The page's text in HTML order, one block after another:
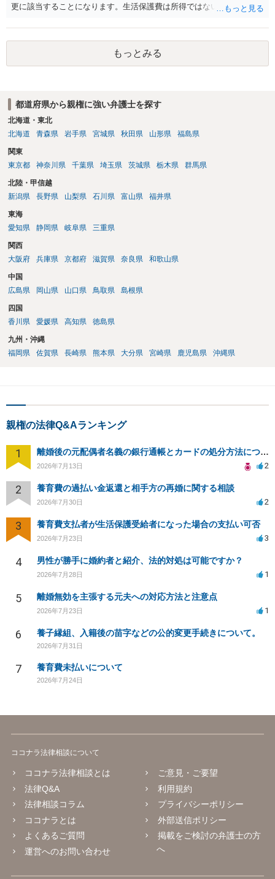
更に該当することになります。生活保護費は所得ではないので、「保
支払った場合に返還請求権が認められたり役所から何らかのペナルテ
ィが課されたりするわけではなく、「残りのお金で自己責任で生活せ
よ」ということになるので、生活保護を受給することになった時はす
みやかに合意のための話し合いあるいは調停申立てをすべきでしょ
もっとみる
都道府県から親権に強い弁護士を探す
北海道・東北
北海道
青森県 岩手県 宮城県 秋田県 山形県 福島県
関東
東京都
神奈川県 千葉県 埼玉県 茨城県 栃木県 群馬県
北陸・甲信越
新潟県
長野県 山梨県 石川県 富山県 福井県
東海
愛知県
静岡県 岐阜県 三重県
関西
大阪府
兵庫県 京都府 滋賀県 奈良県 和歌山県
中国
広島県
岡山県 山口県 鳥取県 島根県
四国
香川県
愛媛県 高知県 徳島県
九州・沖縄
福岡県
佐賀県 長崎県 熊本県 大分県 宮崎県 鹿児島県 沖縄県
親権の法律Q&Aランキング
1 離婚後の元配偶者名義の銀行通帳とカードの処分方法について
2026年7月13日 2
2 養育費の過払い金返還と相手方の再婚に関する相談
2026年7月30日 2
3 養育費支払者が生活保護受給者になった場合の支払い可否
2026年7月23日 3
4 男性が勝手に婚約者と紹介、法的対処は可能ですか？
2026年7月28日 1
5 離婚無効を主張する元夫への対応方法と注意点
2026年7月23日 1
6 養子縁組、入籍後の苗字などの公的変更手続きについて。
2026年7月31日
7 養育費未払いについて
2026年7月24日
ココナラ法律相談について
ココナラ法律相談とは
法律Q&A
法律相談コラム
ココナラとは
よくあるご質問
運営へのお問い合わせ
ご意見・ご要望
利用規約
プライバシーポリシー
外部送信ポリシー
掲載をご検討の弁護士の方
へ